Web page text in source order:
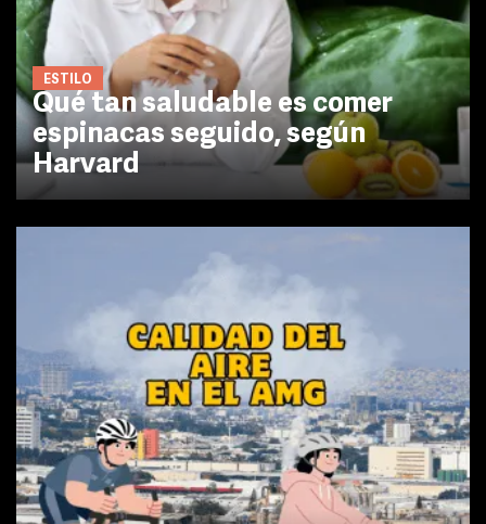
ESTILO
Qué tan saludable es comer
espinacas seguido, según
Harvard